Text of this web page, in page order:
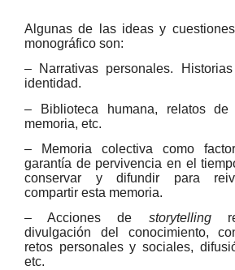
Algunas de las ideas y
monográfico son:
– Narrativas personales.
identidad.
– Biblioteca humana, relatos
memoria, etc.
– Memoria colectiva como
garantía de pervivencia en el
conservar y difundir para
compartir esta memoria.
– Acciones de storytelling
divulgación del conocimiento,
retos personales y sociales,
etc.